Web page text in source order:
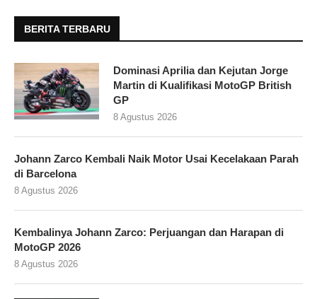
BERITA TERBARU
Dominasi Aprilia dan Kejutan Jorge
Martin di Kualifikasi MotoGP British
GP
8 Agustus 2026
Johann Zarco Kembali Naik Motor Usai Kecelakaan Parah
di Barcelona
8 Agustus 2026
Kembalinya Johann Zarco: Perjuangan dan Harapan di
MotoGP 2026
8 Agustus 2026